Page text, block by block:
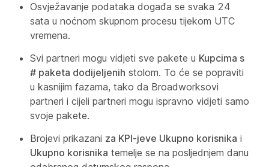
Osvježavanje podataka događa se svaka 24
sata u noćnom skupnom procesu tijekom UTC
vremena.
Svi partneri mogu vidjeti sve pakete u Kupcima s
# paketa dodijeljenih stolom. To će se popraviti
u kasnijim fazama, tako da Broadworksovi
partneri i cijeli partneri mogu ispravno vidjeti samo
svoje pakete.
Brojevi prikazani za KPI-jeve Ukupno korisnika i
Ukupno korisnika temelje se na posljednjem danu